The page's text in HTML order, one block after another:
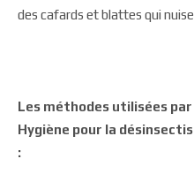
des cafards et blattes qui
Les méthodes utilisées
Hygiène pour la
: